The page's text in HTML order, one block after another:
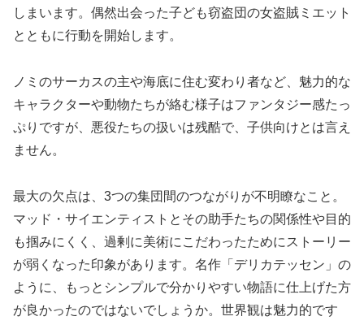
しまいます。偶然出会った子ども窃盗団の女盗賊ミエット
とともに行動を開始します。
ノミのサーカスの主や海底に住む変わり者など、魅力的な
キャラクターや動物たちが絡む様子はファンタジー感たっ
ぷりですが、悪役たちの扱いは残酷で、子供向けとは言え
ません。
最大の欠点は、3つの集団間のつながりが不明瞭なこと。
マッド・サイエンティストとその助手たちの関係性や目的
も掴みにくく、過剰に美術にこだわったためにストーリー
が弱くなった印象があります。名作「デリカテッセン」の
ように、もっとシンプルで分かりやすい物語に仕上げた方
が良かったのではないでしょうか。世界観は魅力的です